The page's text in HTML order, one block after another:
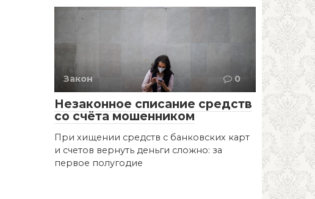
Закон 0
Незаконное списание средств
со счёта мошенником
При хищении средств с банковских карт
и счетов вернуть деньги сложно: за
первое полугодие